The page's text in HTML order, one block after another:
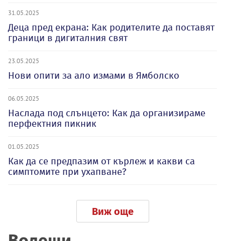
31.05.2025
Деца пред екрана: Как родителите да поставят
граници в дигиталния свят
23.05.2025
Нови опити за ало измами в Ямболско
06.05.2025
Наслада под слънцето: Как да организираме
перфектния пикник
01.05.2025
Как да се предпазим от кърлеж и какви са
симптомите при ухапване?
Виж още